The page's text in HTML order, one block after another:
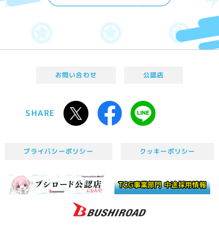
お問い合わせ 公認店
SHARE
プライバシーポリシー クッキーポリシー